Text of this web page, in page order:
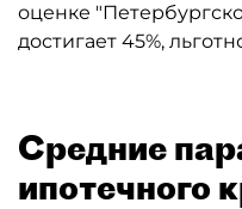
оценке
достигает 45%,
Средние
ипотечного